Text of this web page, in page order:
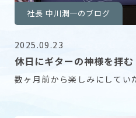
社長 中川潤一のブログ
2025.09.23
休日にギターの神様を拝む
数ヶ月前から楽しみにしてい